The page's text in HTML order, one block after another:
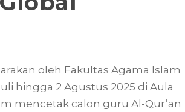
oleh Fakultas Agama Islam
hingga 2 Agustus 2025 di Aula
mencetak calon guru Al-Qur’an